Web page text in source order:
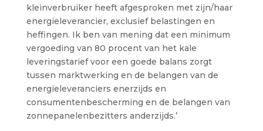
kleinverbruiker heeft afgesproken met zijn/haar
energieleverancier, exclusief belastingen en
heffingen. Ik ben van mening dat een minimum
vergoeding van 80 procent van het kale
leveringstarief voor een goede balans zorgt
tussen marktwerking en de belangen van de
energieleveranciers enerzijds en
consumentenbescherming en de belangen van
zonnepanelenbezitters anderzijds.’